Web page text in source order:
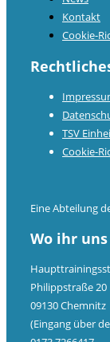
Kontakt
Cookie-
TSV
Cookie-
Eine Abteilung
Wo ihr
Philippstraße 20
09130 Chemnitz
(Eingang über